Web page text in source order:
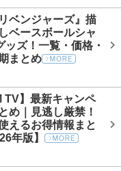
ベンジャーズ』描
ベースボールシャ
ッズ！一覧・価格・
まとめ
TV】最新キャンペ
め｜見逃し厳禁！
えるお得情報まと
年版】